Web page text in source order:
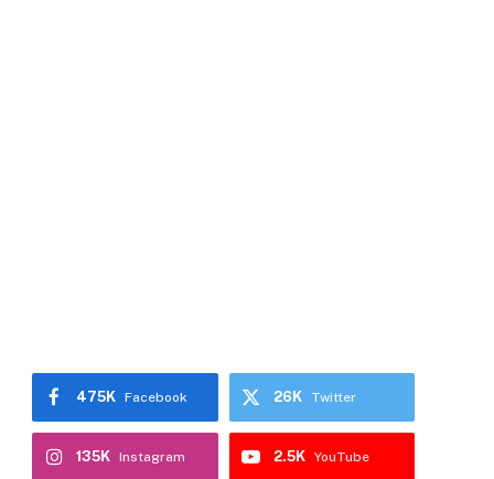
Facebook
475K Twitter
26K
Instagram
135K YouTube
2.5K